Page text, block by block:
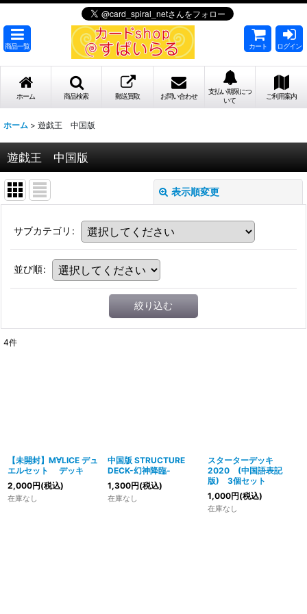
商品一覧 カート ログイン
ホーム 商品検索 郵送買取 お問い合わせ
支払い期限につ
いて
ご利用案内
ホーム > 遊戯王 中国版
遊戯王 中国版
表示順変更
サブカテゴリ :
並び順:
絞り込む
4件
【未開封】M∀LICE デュ
エルセット デッキ
2,000円(税込)
在庫なし
中国版 STRUCTURE
DECK-幻神降臨-
1,300円(税込)
在庫なし
スターターデッキ
2020 (中国語表記
版) 3個セット
1,000円(税込)
在庫なし